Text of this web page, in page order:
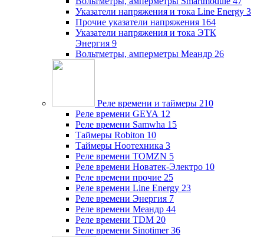
Указатели напряжения и тока Line Energy 3
Прочие указатели напряжения 164
Указатели напряжения и тока ЭТК
Энергия 9
Вольтметры, амперметры Меандр 26
Реле времени и таймеры 210
Реле времени GEYA 12
Реле времени Samwha 15
Таймеры Robiton 10
Таймеры Ноотехника 3
Реле времени TOMZN 5
Реле времени Новатек-Электро 10
Реле времени прочие 25
Реле времени Line Energy 23
Реле времени Энергия 7
Реле времени Меандр 44
Реле времени TDM 20
Реле времени Sinotimer 36